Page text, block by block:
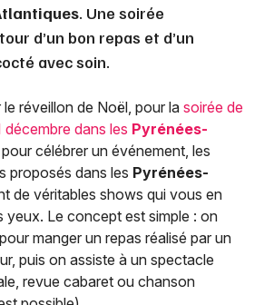
. Une soirée
d’un bon repas et d’un
avec soin.
réveillon de Noël, pour la soirée de
dans les Pyrénées-
célébrer un événement, les
proposés dans les Pyrénées-
de véritables shows qui vous en
yeux. Le concept est simple : on
manger un repas réalisé par un
puis on assiste à un spectacle
revue cabaret ou chanson